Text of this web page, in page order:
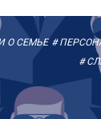
О СЕМЬЕ #
#